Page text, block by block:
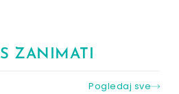
ZANIMATI
Pogledaj sve